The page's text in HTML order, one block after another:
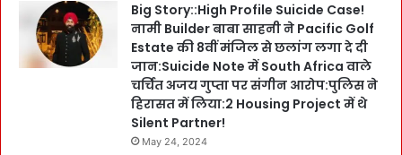
Big Story::High Profile Suicide Case!
नामी Builder बाबा साहनी ने Pacific Golf
Estate की 8वीं मंजिल से छलांग लगा दे दी
जान:Suicide Note में South Africa वाले
चर्चित अजय गुप्ता पर संगीन आरोप:पुलिस ने
हिरासत में लिया:2 Housing Project में थे
Silent Partner!
May 24, 2024